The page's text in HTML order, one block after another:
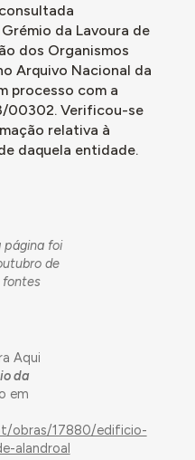
da Lavoura de
dos Organismos
Arquivo Nacional da
processo com a
00302. Verificou-se
relativa à
daquela entidade.
foi
de
fontes
Aqui
da
em
obras/17880/edificio-
alandroal